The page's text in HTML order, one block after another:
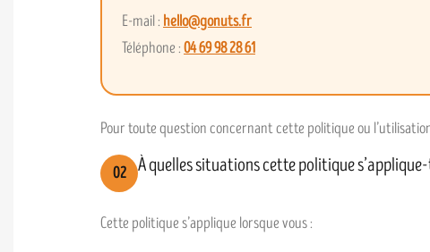
E-mail : hello@gonuts.fr
Téléphone :04 69 98 28 61
Pour toute question concernant cette politique ou
02 À quelles situations cette politique
Cette politique s’applique lorsque vous :